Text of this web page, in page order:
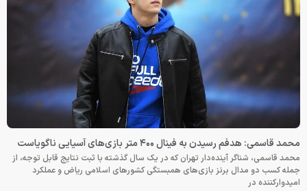
محمد قاسمی: هدفم رسیدن به فینال ۴۰۰ متر بازی‌های آسیایی ناگویاست
محمد قاسمی، شناگر آینده‌دار تهران که در یک سال گذشته با ثبت نتایج قابل توجه، از
جمله کسب دو مدال برنز بازی‌های همبستگی کشورهای اسلامی ریاض و عملکرد
امیدوارکننده در